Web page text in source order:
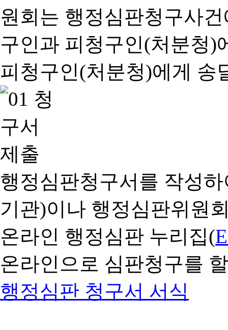
행정심판청구서를 작성
기관)이나 행정심판위원
온라인 행정심판 누리집(
온라인으로 심판청구를
행정심판 청구서 서식